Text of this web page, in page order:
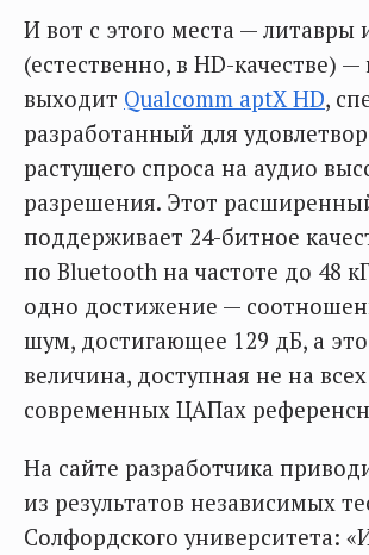
И вот с этого места —
(естественно, в НD-качестве) —
выходит Qualcomm aptX HD,
разработанный для
растущего спроса на аудио
разрешения. Этот
поддерживает 24-битное
по Bluetooth на частоте до 48
одно достижение —
шум, достигающее 129 дБ, а
величина, доступная не на всех
современных ЦАПах
На сайте разработчика
из результатов независимых
Солфордского университета: